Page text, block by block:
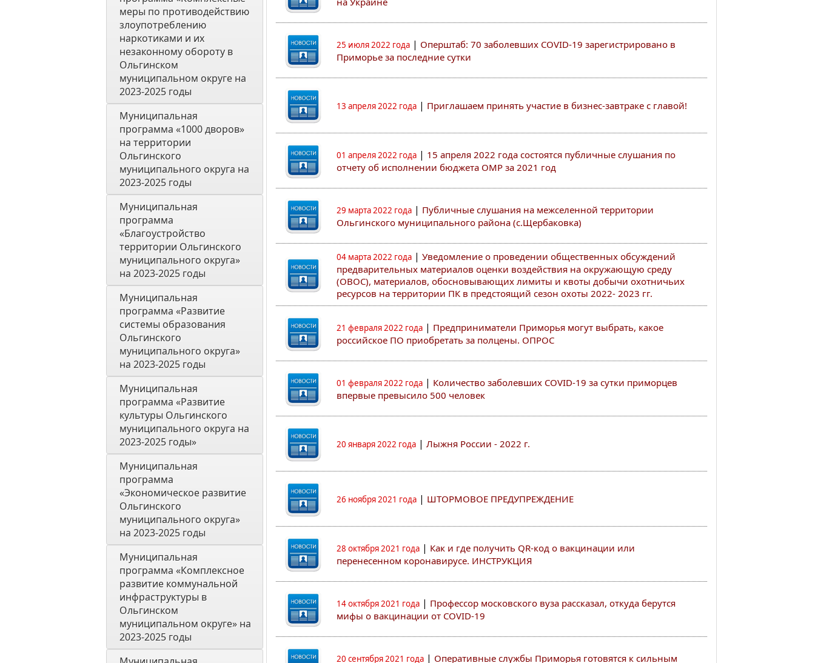
меры по противодействию
злоупотреблению
наркотиками и их
незаконному обороту в
Ольгинском
муниципальном округе на
2023-2025 годы
Муниципальная
программа «1000 дворов»
на территории
Ольгинского
муниципального округа на
2023-2025 годы
Муниципальная
программа
«Благоустройство
территории Ольгинского
муниципального округа»
на 2023-2025 годы
Муниципальная
программа «Развитие
системы образования
Ольгинского
муниципального округа»
на 2023-2025 годы
Муниципальная
программа «Развитие
культуры Ольгинского
муниципального округа на
2023-2025 годы»
Муниципальная
программа
«Экономическое развитие
Ольгинского
муниципального округа»
на 2023-2025 годы
Муниципальная
программа «Комплексное
развитие коммунальной
инфраструктуры в
Ольгинском
муниципальном округе» на
2023-2025 годы
25 июля 2022 года | Оперштаб: 70 заболевших COVID-19 зарегистрировано в
Приморье за последние сутки
13 апреля 2022 года | Приглашаем принять участие в бизнес-завтраке с главой!
01 апреля 2022 года | 15 апреля 2022 года состоятся публичные слушания по
отчету об исполнении бюджета ОМР за 2021 год
29 марта 2022 года | Публичные слушания на межселенной территории
Ольгинского муниципального района (с.Щербаковка)
04 марта 2022 года | Уведомление о проведении общественных обсуждений
предварительных материалов оценки воздействия на окружающую среду
(ОВОС), материалов, обосновывающих лимиты и квоты добычи охотничьих
ресурсов на территории ПК в предстоящий сезон охоты 2022- 2023 гг.
21 февраля 2022 года | Предприниматели Приморья могут выбрать, какое
российское ПО приобретать за полцены. ОПРОС
01 февраля 2022 года | Количество заболевших COVID-19 за сутки приморцев
впервые превысило 500 человек
20 января 2022 года | Лыжня России - 2022 г.
26 ноября 2021 года | ШТОРМОВОЕ ПРЕДУПРЕЖДЕНИЕ
28 октября 2021 года | Как и где получить QR-код о вакцинации или
перенесенном коронавирусе. ИНСТРУКЦИЯ
14 октября 2021 года | Профессор московского вуза рассказал, откуда берутся
мифы о вакцинации от COVID-19
20 сентября 2021 года | Оперативные службы Приморья готовятся к сильным